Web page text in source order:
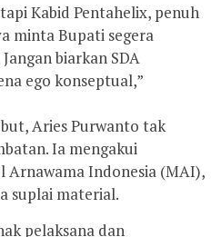
Kabid Pentahelix, penuh
minta Bupati segera
biarkan SDA
ego konseptual,”
Aries Purwanto tak
Ia mengakui
Arnawama Indonesia (MAI),
suplai material.
pelaksana dan